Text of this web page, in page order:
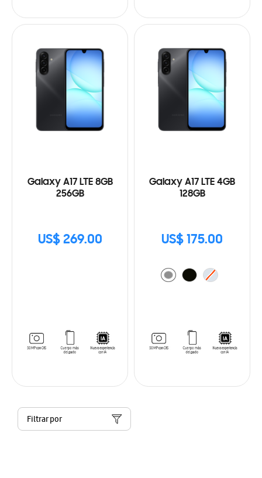
Galaxy A17 LTE 8GB
256GB
US$ 269.00
Galaxy A17 LTE 4GB
128GB
US$ 175.00
Filtrar por